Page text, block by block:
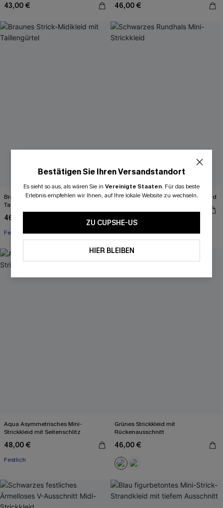
43,00 € 46,00 €
Braunes Strick-Midikleid mit
Taillengürtel
46,00 €
Festlich
Schwarzes Rundhals Mini-Strickkleid
48,00 €
Aqua Asymmetrisches Mini-
Strickkleid mit Seitenschlitz
48,00 €
Festlich
Grünes Strickkleid mit
Rückenausschnitt
46,00 €
Bestätigen Sie Ihren Versandstandort
Es sieht so aus, als wären Sie in Vereinigte Staaten. Für das beste
Erlebnis empfehlen wir Ihnen, auf Ihre lokale Website zu wechseln.
ZU CUPSHE-US
HIER BLEIBEN